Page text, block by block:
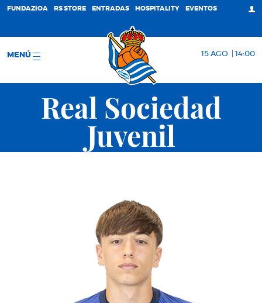
FUNDAZIOA RS STORE ENTRADAS HOSPITALITY EVENTOS
MENÚ 15 AGO. | 14:00
Real Sociedad
Juvenil